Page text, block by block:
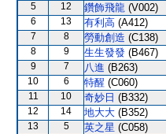
5
12 鑽飾飛龍 (V002)
6
13 有利高 (A412)
7
8 勞動創造 (C138)
8
9 生生發發 (B467)
9
7 八進 (B263)
10
6 特醒 (C060)
11
10 奇妙日 (B332)
12
14 地大大 (B352)
13
5 英之星 (C058)